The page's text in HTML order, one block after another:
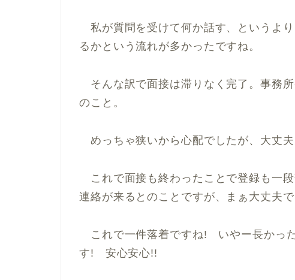
私が質問を受けて何か話す、というよ
るかという流れが多かったですね。
そんな訳で面接は滞りなく完了。事務
のこと。
めっちゃ狭いから心配でしたが、大丈夫
これで面接も終わったことで登録も一
連絡が来るとのことですが、まぁ大丈夫
これで一件落着ですね! いやー長かっ
す! 安心安心!!